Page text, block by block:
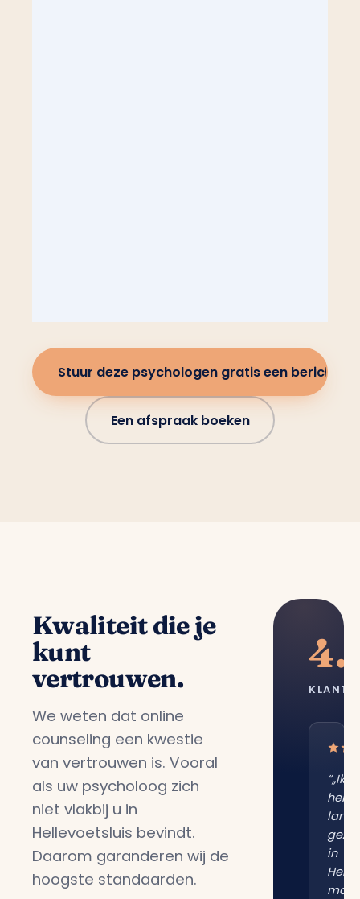
Stuur deze psychologen gratis een bericht
Een afspraak boeken
Kwaliteit die je
kunt
vertrouwen.
We weten dat online
counseling een kwestie
van vertrouwen is. Vooral
als uw psycholoog zich
niet vlakbij u in
Hellevoetsluis bevindt.
Daarom garanderen wij de
hoogste standaarden.
“„Ik
heb
lang
in
maar